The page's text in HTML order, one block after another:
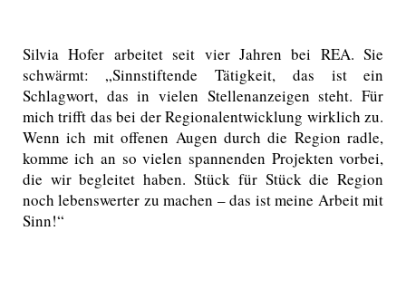
Silvia Hofer arbeitet seit vier Jahren bei REA. Sie
schwärmt: „Sinnstiftende Tätigkeit, das ist ein
Schlagwort, das in vielen Stellenanzeigen steht. Für
mich trifft das bei der Regionalentwicklung wirklich zu.
Wenn ich mit offenen Augen durch die Region radle,
komme ich an so vielen spannenden Projekten vorbei,
die wir begleitet haben. Stück für Stück die Region
noch lebenswerter zu machen – das ist meine Arbeit mit
Sinn!“